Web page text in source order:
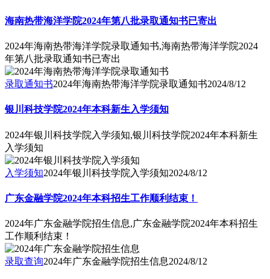
海南热带海洋学院2024年第八批录取通知书已寄出
2024年海南热带海洋学院录取通知书,海南热带海洋学院2024
年第八批录取通知书已寄出
录取通知书2024年海南热带海洋学院录取通知书2024/8/12
银川科技学院2024年本科新生入学须知
2024年银川科技学院入学须知,银川科技学院2024年本科新生
入学须知
入学须知2024年银川科技学院入学须知2024/8/12
广东金融学院2024年本科招生工作顺利结束！
2024年广东金融学院招生信息,广东金融学院2024年本科招生
工作顺利结束！
录取查询2024年广东金融学院招生信息2024/8/12